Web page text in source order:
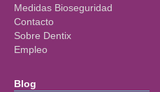
Medidas Bioseguridad
Contacto
Sobre Dentix
Empleo
Blog